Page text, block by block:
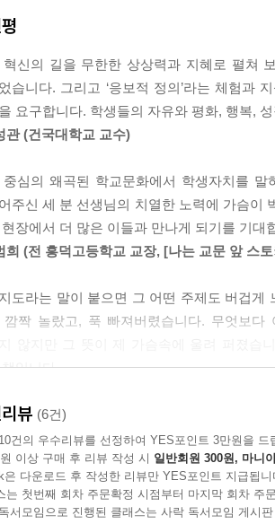
이들은 아이돌이 최고
수 있다면, 꿈꿀 수 있다면
불러야지
수 없는 존재의 가벼움
들과 함께 축제 만들기
그 아직 말하지 못한 이야기
혁신의 길을 무한한 상상력과 지혜로 펼쳐
습니다. 그리고 ‘응보적 정의’라는 체험과
요구합니다. 학생들의 자유와 평화, 행복,
관 (건국대학교 교수)
중심의 왜곡된 학교문화에서 학생자치를
주신 세 분 선생님의 치열한 노력에 가슴이
장에서 더 많은 이들과 만나게 되기를 기대
희 (전 흥덕고등학교 교장, [나는 교문 앞 스
도라는 말이 붙으면 그 어떤 주제도 버겁게
깜짝 놀랐고, 푹 빠져버렸습니다. 무엇보
입니다.
참 든든하고 따뜻한 눈빛을 가진 세 남자
며 물길을 탄탄하게 만들어온 분들입니
지요. 수천 빛깔을 가진 아이들의 삶을 오
다시 맨발로 서야겠다는 각오를 다져봅니다.
뷰 (6건)
건의 우수리뷰를 선정하여 YES포인트 3만원을 드
이상 구매 후 리뷰 작성 시 일반회원 300원, 마니
은 다운로드 후 작성한 리뷰만 YES포인트 지급됩니
는 첫번째 회차 주문확정 시점부터 마지막 회차 주
서모임으로 진행된 클래스는 사락 독서모임 게시